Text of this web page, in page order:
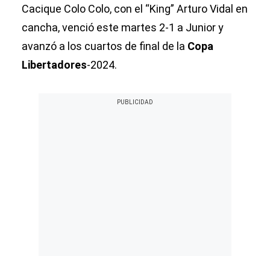
Cacique Colo Colo, con el “King” Arturo Vidal en
cancha, venció este martes 2-1 a Junior y
avanzó a los cuartos de final de la Copa
Libertadores-2024.